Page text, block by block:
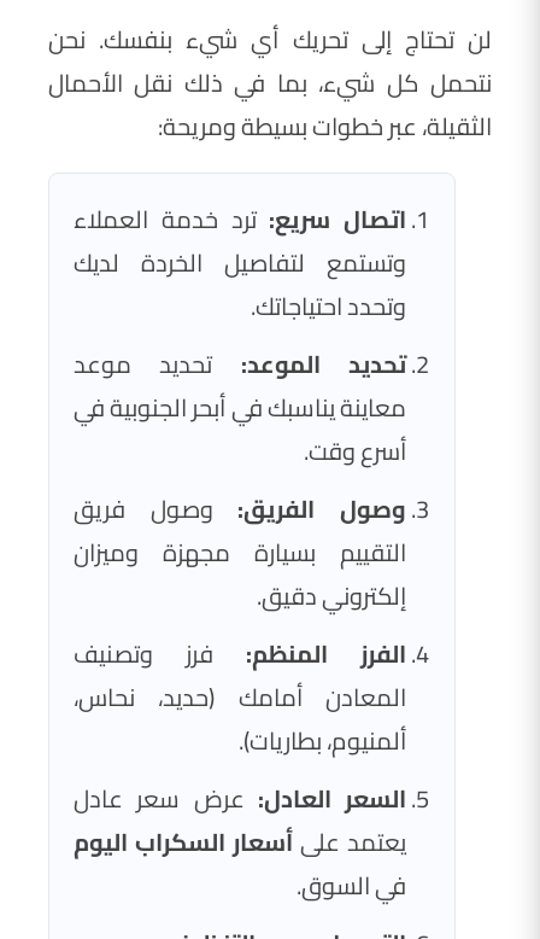
لن تحتاج إلى تحريك أي شيء بنفسك. نحن
نتحمل كل شيء، بما في ذلك نقل الأحمال
الثقيلة، عبر خطوات بسيطة ومريحة:
اتصال سريع: ترد خدمة العملاء
وتستمع لتفاصيل الخردة لديك
وتحدد احتياجاتك.
تحديد الموعد: تحديد موعد
معاينة يناسبك في أبحر الجنوبية في
أسرع وقت.
وصول الفريق: وصول فريق
التقييم بسيارة مجهزة وميزان
إلكتروني دقيق.
الفرز المنظم: فرز وتصنيف
المعادن أمامك (حديد، نحاس،
ألمنيوم، بطاريات).
السعر العادل: عرض سعر عادل
يعتمد علىأسعار السكراب اليوم
في السوق.